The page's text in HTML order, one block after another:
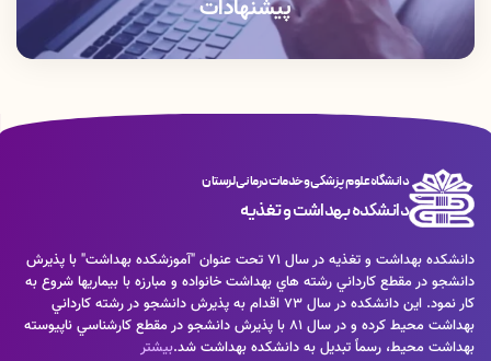
پیشنهادات
دانشگاه علوم پزشکی و خدمات درمانی لرستان
دانشکده بهداشت و تغذیه
دانشكده بهداشت و تغذيه در سال 71 تحت عنوان "آموزشكده بهداشت" با پذيرش
دانشجو در مقطع كارداني رشته هاي بهداشت خانواده و مبارزه با بيماريها شروع به
كار نمود. اين دانشكده در سال 73 اقدام به پذيرش دانشجو در رشته كارداني
بهداشت محيط كرده و در سال 81 با پذيرش دانشجو در مقطع كارشناسي ناپيوسته
بهداشت محيط، رسماً تبديل به دانشكده بهداشت شد.بیشتر